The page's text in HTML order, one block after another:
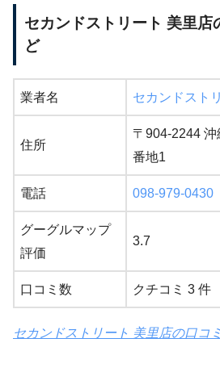
セカンドストリート 美里店
ど
業者名 セカンドスト
住所
〒904-2244
番地1
電話 098-979-0430
グーグルマップ
評価
3.7
口コミ数 クチコミ 3 件
セカンドストリート 美里店の口コ